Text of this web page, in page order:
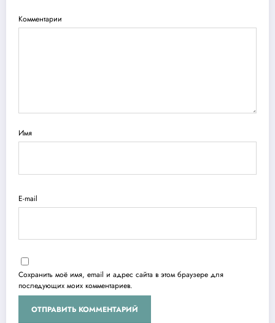
Комментарии
Имя
E-mail
Сохранить моё имя, email и адрес сайта в этом браузере для
последующих моих комментариев.